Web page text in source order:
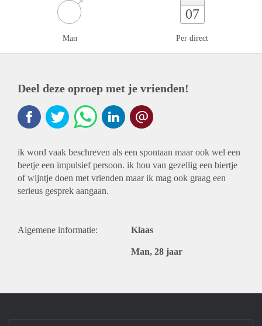
Man
07
Per direct
Deel deze oproep met je vrienden!
ik word vaak beschreven als een spontaan maar ook wel een
beetje een impulsief persoon. ik hou van gezellig een biertje
of wijntje doen met vrienden maar ik mag ook graag een
serieus gesprek aangaan.
Algemene informatie: Klaas
Man, 28 jaar